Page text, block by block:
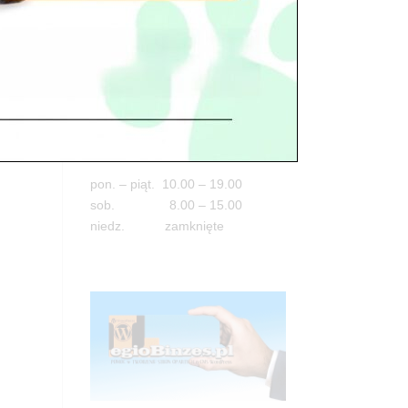
05-100 Nowy Dwór Mazowiecki
tel. 503 900 215
pon. – piąt. 10.00 – 19.00
sob. 8.00 – 15.00
niedz. zamknięte